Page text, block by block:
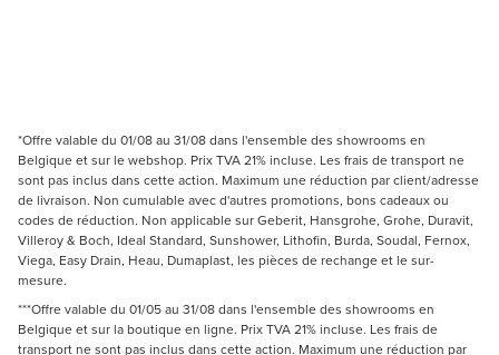
*Offre valable du 01/08 au 31/08 dans l'ensemble des showrooms en
Belgique et sur le webshop. Prix TVA 21% incluse. Les frais de transport ne
sont pas inclus dans cette action. Maximum une réduction par client/adresse
de livraison. Non cumulable avec d'autres promotions, bons cadeaux ou
codes de réduction. Non applicable sur Geberit, Hansgrohe, Grohe, Duravit,
Villeroy & Boch, Ideal Standard, Sunshower, Lithofin, Burda, Soudal, Fernox,
Viega, Easy Drain, Heau, Dumaplast, les pièces de rechange et le sur-
mesure.
***Offre valable du 01/05 au 31/08 dans l'ensemble des showrooms en
Belgique et sur la boutique en ligne. Prix TVA 21% incluse. Les frais de
transport ne sont pas inclus dans cette action. Maximum une réduction par